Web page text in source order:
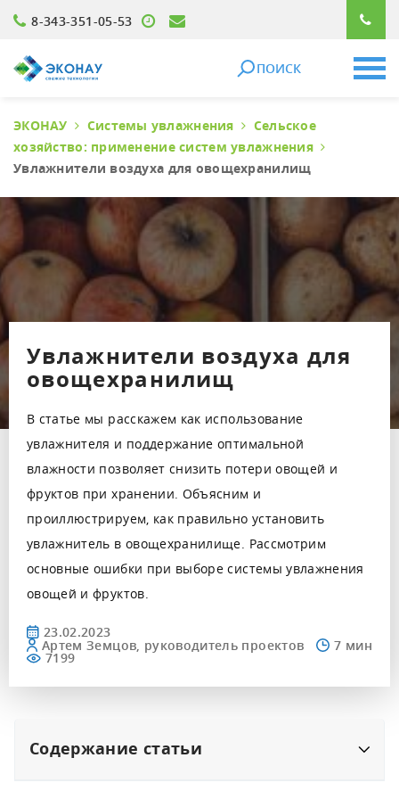
8-343-351-05-53
ПОИСК
ЭКОНАУ Системы увлажнения
Сельское
хозяйство: применение систем увлажнения
Увлажнители воздуха для овощехранилищ
Увлажнители воздуха для
овощехранилищ
В статье мы расскажем как использование
увлажнителя и поддержание оптимальной
влажности позволяет снизить потери овощей и
фруктов при хранении. Объясним и
проиллюстрируем, как правильно установить
увлажнитель в овощехранилище. Рассмотрим
основные ошибки при выборе системы увлажнения
овощей и фруктов.
23.02.2023
Артем Земцов, руководитель проектов
7199
Содержание статьи